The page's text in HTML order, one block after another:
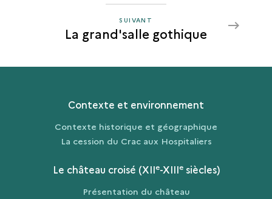
GOTHIQUE
SUIVANT
LA
SUIVANT
La grand'salle gothique
Contexte et environnement
Contexte historique et géographique
La cession du Crac aux Hospitaliers
Le château croisé (XIIe-XIIIesiècles)
Présentation du château